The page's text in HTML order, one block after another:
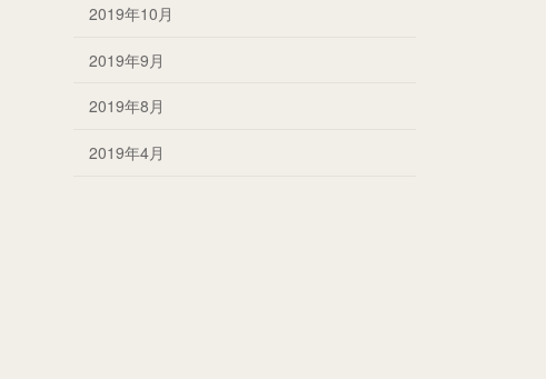
2019年10月
2019年9月
2019年8月
2019年4月